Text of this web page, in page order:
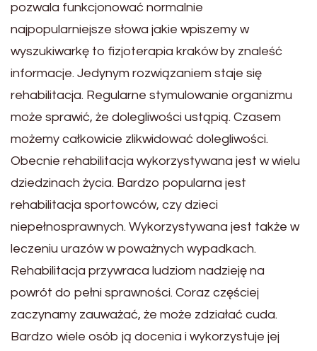
pozwala funkcjonować normalnie
najpopularniejsze słowa jakie wpiszemy w
wyszukiwarkę to fizjoterapia kraków by znaleść
informacje. Jedynym rozwiązaniem staje się
rehabilitacja. Regularne stymulowanie organizmu
może sprawić, że dolegliwości ustąpią. Czasem
możemy całkowicie zlikwidować dolegliwości.
Obecnie rehabilitacja wykorzystywana jest w wielu
dziedzinach życia. Bardzo popularna jest
rehabilitacja sportowców, czy dzieci
niepełnosprawnych. Wykorzystywana jest także w
leczeniu urazów w poważnych wypadkach.
Rehabilitacja przywraca ludziom nadzieję na
powrót do pełni sprawności. Coraz częściej
zaczynamy zauważać, że może zdziałać cuda.
Bardzo wiele osób ją docenia i wykorzystuje jej